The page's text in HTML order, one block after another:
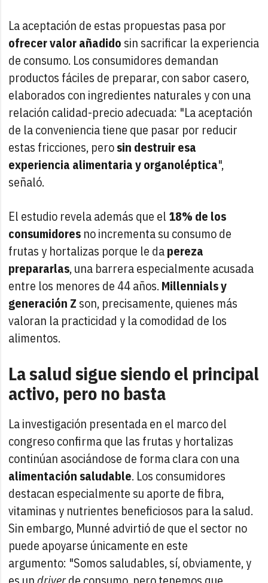
La aceptación de estas propuestas pasa por
ofrecer valor añadido sin sacrificar la experiencia
de consumo. Los consumidores demandan
productos fáciles de preparar, con sabor casero,
elaborados con ingredientes naturales y con una
relación calidad-precio adecuada: "La aceptación
de la conveniencia tiene que pasar por reducir
estas fricciones, perosin destruir esa
experiencia alimentaria y organoléptica",
señaló.
El estudio revela además que el 18% de los
consumidores no incrementa su consumo de
frutas y hortalizas porque le dapereza
prepararlas, una barrera especialmente acusada
entre los menores de 44 años. Millennials y
generación Z son, precisamente, quienes más
valoran la practicidad y la comodidad de los
alimentos.
La salud sigue siendo el principal
activo, pero no basta
La investigación presentada en el marco del
congreso confirma que las frutas y hortalizas
continúan asociándose de forma clara con una
alimentación saludable. Los consumidores
destacan especialmente su aporte de fibra,
vitaminas y nutrientes beneficiosos para la salud.
Sin embargo, Munné advirtió de que el sector no
puede apoyarse únicamente en este
argumento: "Somos saludables, sí, obviamente, y